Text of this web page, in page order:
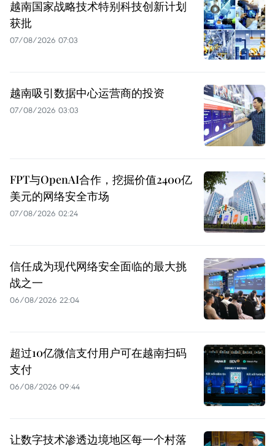
越南国家战略技术特别科技创新计划
获批
07/08/2026 07:03
越南吸引数据中心运营商的投资
07/08/2026 03:03
FPT与OpenAI合作，挖掘价值2400亿
美元的网络安全市场
07/08/2026 02:24
信任成为现代网络安全面临的最大挑
战之一
06/08/2026 22:04
超过10亿微信支付用户可在越南扫码
支付
06/08/2026 09:44
让数字技术渗透边境地区每一个村落